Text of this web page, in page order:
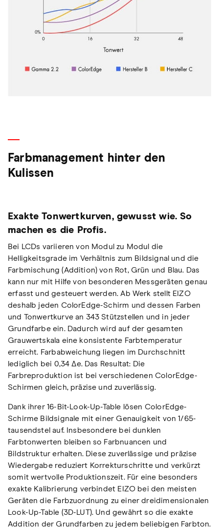
Farbmanagement hinter den
Kulissen
Exakte Tonwertkurven, gewusst wie. So
machen es die Profis.
Bei LCDs variieren von Modul zu Modul die
Helligkeitsgrade im Verhältnis zum Bildsignal und die
Farbmischung (Addition) von Rot, Grün und Blau. Das
kann nur mit Hilfe von besonderen Messgeräten genau
erfasst und gesteuert werden. Ab Werk stellt EIZO
deshalb jeden ColorEdge-Schirm und dessen Farben
und Tonwertkurve an 343 Stützstellen und in jeder
Grundfarbe ein. Dadurch wird auf der gesamten
Grauwertskala eine konsistente Farbtemperatur
erreicht. Farbabweichung liegen im Durchschnitt
lediglich bei 0,34 Δe. Das Resultat: Die
Farbreproduktion ist bei verschiedenen ColorEdge-
Schirmen gleich, präzise und zuverlässig.
Dank ihrer 16-Bit-Look-Up-Table lösen ColorEdge-
Schirme Bildsignale mit einer Genauigkeit von 1/65-
tausendstel auf. Insbesondere bei dunklen
Farbtonwerten bleiben so Farbnuancen und
Bildstruktur erhalten. Diese zuverlässige und präzise
Wiedergabe reduziert Korrekturschritte und verkürzt
somit wertvolle Produktionszeit. Für eine besonders
exakte Kalibrierung verbindet EIZO bei den meisten
Geräten die Farbzuordnung zu einer dreidimensionalen
Look-Up-Table (3D-LUT). Und gewährt so die exakte
Addition der Grundfarben zu jedem beliebigen Farbton.